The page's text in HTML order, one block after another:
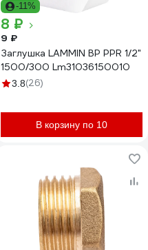
-11%
8 ₽
9 ₽
Заглушка LAMMIN ВР PPR 1/2"
1500/300 Lm31036150010
3.8(26)
В корзину по 10